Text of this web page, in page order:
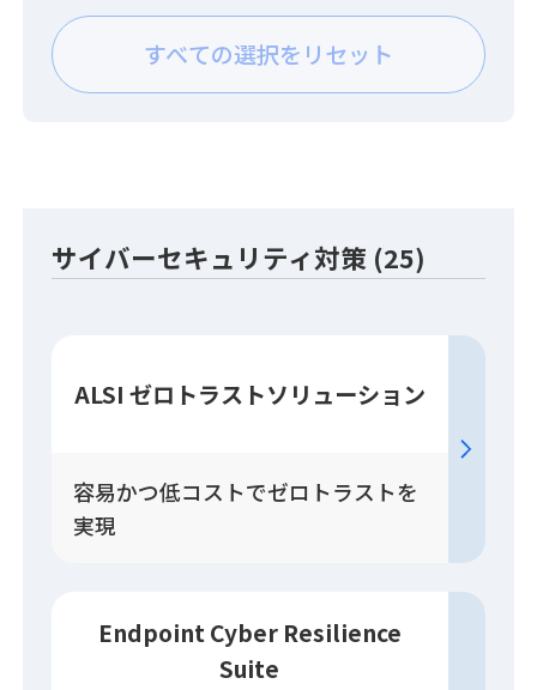
すべての選択をリセット
サイバーセキュリティ対策 (25)
ALSI ゼロトラストソリューション
容易かつ低コストでゼロトラストを
実現
Endpoint Cyber Resilience
Suite